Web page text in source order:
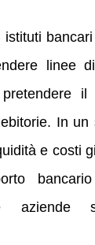
istituti
linee
il
In un
e costi
aziende